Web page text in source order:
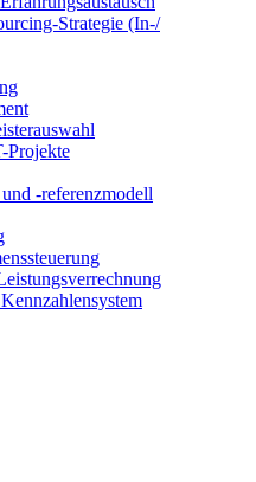
Strategie (In-/
Projekte
-referenzmodell